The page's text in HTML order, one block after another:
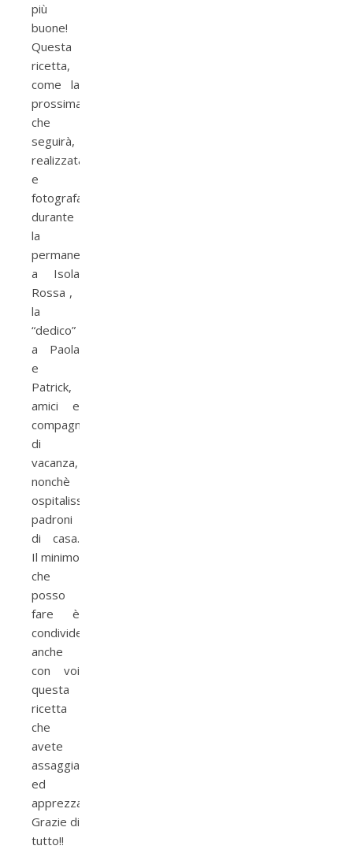
più
buone!
Questa
ricetta,
come la
prossima
che
seguirà,
realizzata
e
fotografata
durante
la
permanenza
a Isola
Rossa ,
la
“dedico”
a Paola
e
Patrick,
amici e
compagni
di
vacanza,
nonchè
ospitalissimi
padroni
di casa.
Il minimo
che
posso
fare è
condividere
anche
con voi
questa
ricetta
che
avete
assaggiato
ed
apprezzato.
Grazie di
tutto!!